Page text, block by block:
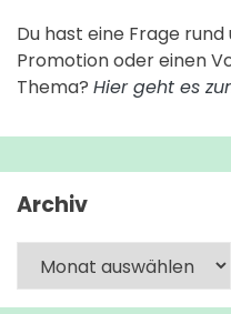
Du hast eine Frage
Promotion oder einen
Thema? Hier geht es
Archiv